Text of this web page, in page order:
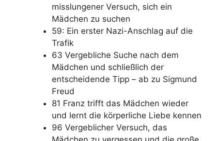
misslungener Versuch, sich ein
Mädchen zu suchen
59: Ein erster Nazi-Anschlag auf die
Trafik
63 Vergebliche Suche nach dem
Mädchen und schließlich der
entscheidende Tipp – ab zu Sigmund
Freud
81 Franz trifft das Mädchen wieder
und lernt die körperliche Liebe kennen
96 Vergeblicher Versuch, das